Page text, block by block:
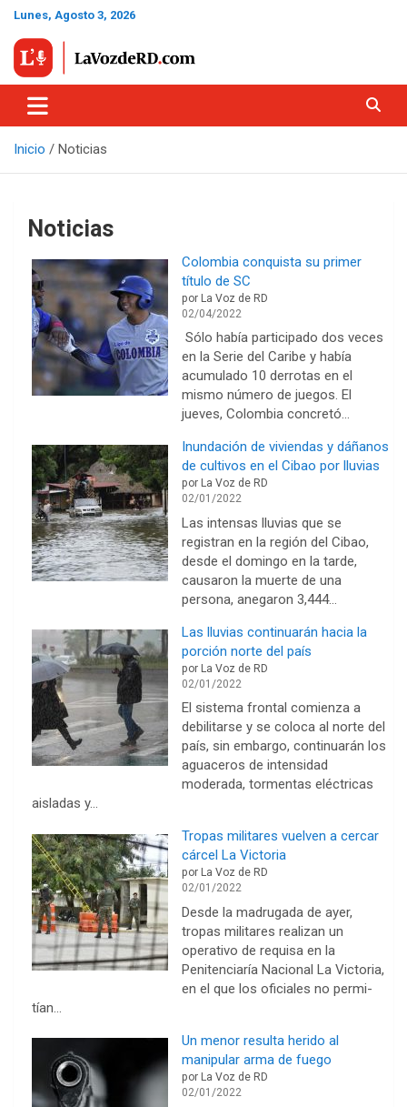
Saltar
contenido
Lunes, Agosto 3, 2026
La Voz De RD
Tu voz, Nuestra Voz, La Voz de RD
Inicio Noticias
Noticias
Colombia conquista su primer
título de SC
por La Voz de RD
02/04/2022
Sólo había participado dos veces
en la Serie del Caribe y había
acumulado 10 derrotas en el
mismo número de juegos. El
jueves, Colombia concretó…
Inundación de viviendas y dáñanos
de cultivos en el Cibao por lluvias
por La Voz de RD
02/01/2022
Las intensas lluvias que se
registran en la región del Cibao,
desde el domingo en la tarde,
causaron la muerte de una
persona, anegaron 3,444…
Las lluvias continuarán hacia la
porción norte del país
por La Voz de RD
02/01/2022
El sistema frontal comienza a
debilitarse y se coloca al norte del
país, sin embargo, continuarán los
aguaceros de intensidad
moderada, tormentas eléctricas
aisladas y…
Tropas militares vuelven a cercar
cárcel La Victoria
por La Voz de RD
02/01/2022
Desde la madrugada de ayer,
tropas militares rea­lizan un
operativo de re­quisa en la
Penitenciaría Nacional La Victoria,
en el que los oficiales no permi­
tían…
Un menor resulta herido al
manipular arma de fuego
por La Voz de RD
02/01/2022